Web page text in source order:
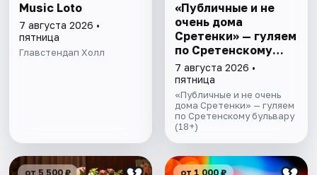
Music Loto
7 августа 2026 •
пятница
Главстендап Холл
«Публичные и не
очень дома
Сретенки» — гуляем
по Сретенскому
бульвару
7 августа 2026 •
пятница
«Публичные и не очень
дома Сретенки» — гуляем
по Сретенскому бульвару
(18+)
от 5 500 ₽ от 1 000 ₽